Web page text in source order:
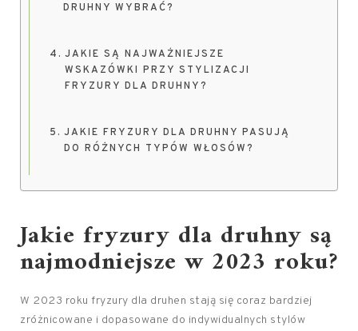
DRUHNY WYBRAĆ?
JAKIE SĄ NAJWAŻNIEJSZE
WSKAZÓWKI PRZY STYLIZACJI
FRYZURY DLA DRUHNY?
JAKIE FRYZURY DLA DRUHNY PASUJĄ
DO RÓŻNYCH TYPÓW WŁOSÓW?
Jakie fryzury dla druhny są
najmodniejsze w 2023 roku?
W 2023 roku fryzury dla druhen stają się coraz bardziej
zróżnicowane i dopasowane do indywidualnych stylów